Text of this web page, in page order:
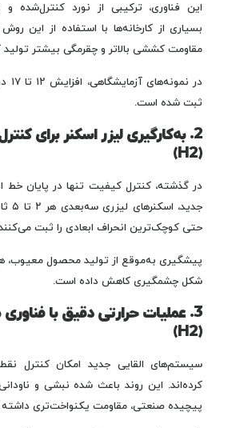
این فناوری، ترکیبی از نورد کنترل‌شده
بسیاری از کارخانه‌ها با استفاده از این
مقاومت کششی بالاتر و چقرمگی بیشتر تولید
ثبت شده است.
2. به‌کارگیری لیزر اسکنر برای
(H2)
در گذشته، کنترل کیفیت تنها در پایان
حتی کوچک‌ترین انحراف ابعادی را ثبت
پیشگیری به‌موقع از تولید محصول معیوب،
شکل چشمگیری کاهش داده است.
3. عملیات حرارتی دقیق با
(H2)
سیستم‌های القایی جدید امکان کنترل
کرده‌اند. این روند باعث شده نبشی و
پیچیده صنعتی، مقاومت یکنواخت‌تری داشته